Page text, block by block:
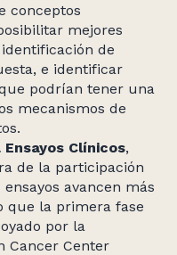
conceptos
mejores
de
e identificar
podrían tener una
mecanismos de
Clínicos,
de la participación
avancen más
que la primera fase
por la
Cancer Center